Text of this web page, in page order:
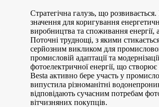
Стратегічна галузь, що
значення для коригування
виробництва та споживання енергії,
Поточні труднощі, з якими
серйозним викликом для
промисловій адаптації та
фотоелектричної енергії, що
Besta активно бере участь у
випустила різноманітні
відповідають сучасним потребам
вітчизняних покупців.